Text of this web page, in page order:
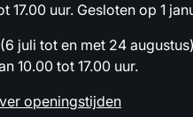
17.00 uur. Gesloten op 1
juli tot en met 24
10.00 tot 17.00 uur.
openingstijden